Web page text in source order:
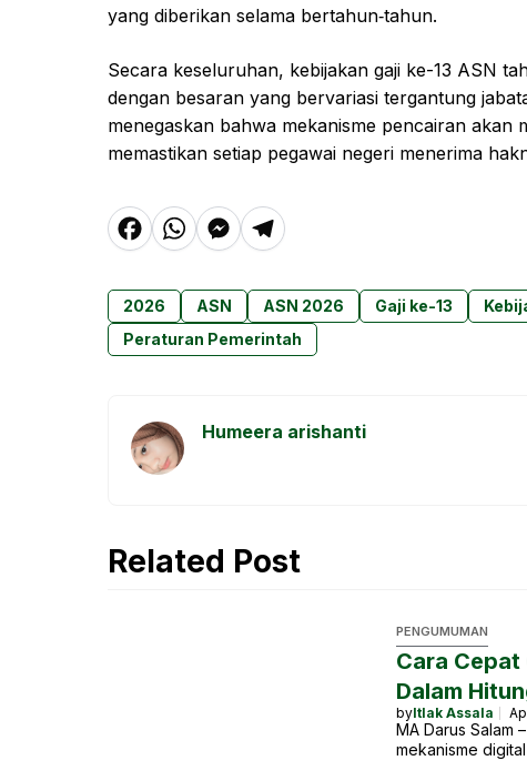
yang diberikan selama bertahun‑tahun.
Secara keseluruhan, kebijakan gaji ke-13 ASN
dengan besaran yang bervariasi tergantung
menegaskan bahwa mekanisme pencairan
memastikan setiap pegawai negeri menerima
F
a
c
e
o
W
h
at
s
p
M
e
s
s
g
T
el
e
g
m
2026 ASN ASN 2026 Gaji ke-13
Peraturan Pemerintah
Humeera arishanti
Related Post
PENGUMUMAN
Cara Cepat
Dalam
byItlak Assala
MA Darus Salam
mekanisme